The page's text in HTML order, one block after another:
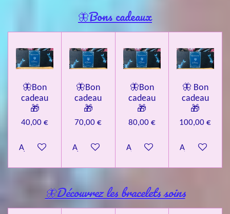
🦋Bons cadeaux
🦋Bon
cadeau
🎁
40,00 €
Ajouter au panier
🦋Bon
cadeau
🎁
70,00 €
Ajouter au panier
🦋Bon
cadeau
🎁
80,00 €
Ajouter au panier
🦋 Bon
cadeau
🎁
100,00 €
Ajouter au
🦋Découvrez les bracelets soins